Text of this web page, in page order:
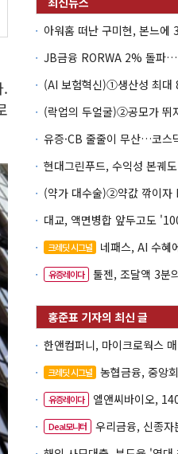
.
크레딧 시그널 네패스, AI 수혜에
유증레이다 툴젠, 조달액 3분의 1 토
크레딧 시그널 농협금융, 중앙회 1.2
유증레이다 엘앤씨바이오, 1406억
Deal모니터
우리금융, 신종자본증권